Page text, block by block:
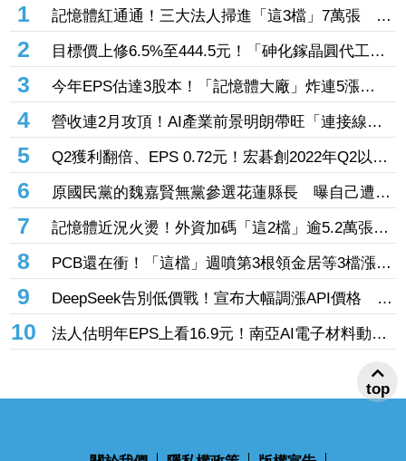
1
記憶體紅通通！三大法人掃進「這3檔」7萬張 砸
229億元連4日補貨南亞科
2
目標價上修6.5%至444.5元！「砷化鎵晶圓代工
廠」7月營收創4年半新高 1.6T光通訊開始貢獻營
收
3
今年EPS估達3股本！「記憶體大廠」炸連5漲
44% 外資卻砍近1.8萬張抱回31.5億元
4
營收連2月攻頂！AI產業前景明朗帶旺「連接線束
大廠」成長 外資目標價喊上3665元
5
Q2獲利翻倍、EPS 0.72元！宏碁創2022年Q2以來
新高 9月IFA將發表AI PC新品
6
原國民黨的魏嘉賢無黨參選花蓮縣長 曝自己遭打
壓當花蓮市長水塔還被投毒「次氯酸鈉」
7
記憶體近況火燙！外資加碼「這2檔」逾5.2萬張
旺宏獲投入近17億元、近5日大漲40%
8
PCB還在衝！「這檔」週噴第3根領金居等3檔漲
停 台燿連5漲51.5%、景碩累漲48%
9
DeepSeek告別低價戰！宣布大幅調漲API價格 AI
商業化邁入新階段
10
法人估明年EPS上看16.9元！南亞AI電子材料動能
強 投信卻撤出2.1億元逾2千張
top